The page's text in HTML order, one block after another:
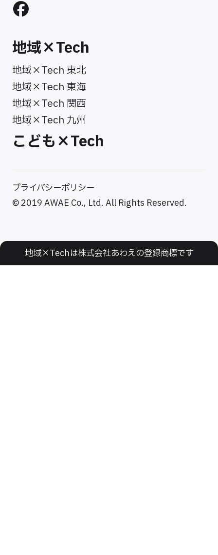
地域×Tech
地域×Tech 東北
地域×Tech 東海
地域×Tech 関西
地域×Tech 九州
こども×Tech
プライバシーポリシー
© 2019 AWAE Co., Ltd. All Rights Reserved.
地域×Techは株式会社あわえの登録商標です